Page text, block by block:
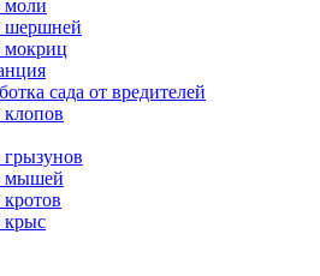
моли
шершней
мокриц
сада от вредителей
мышей
крыс